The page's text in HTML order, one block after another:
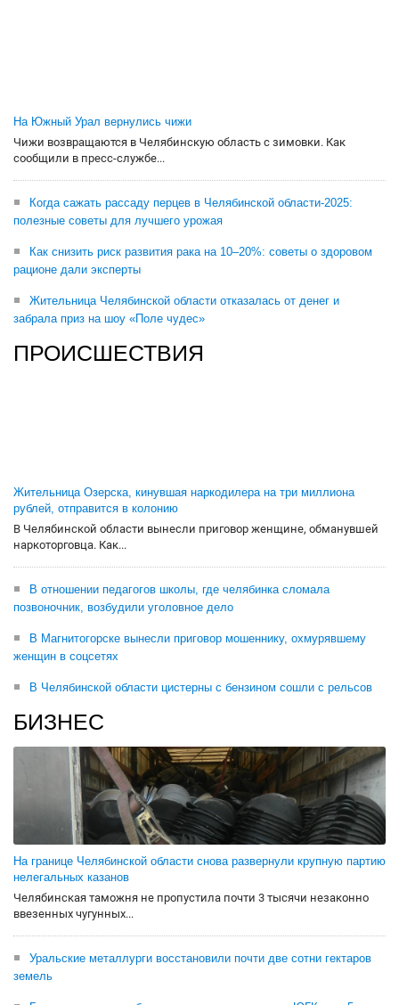
На Южный Урал вернулись чижи
Чижи возвращаются в Челябинскую область с зимовки. Как
сообщили в пресс-службе...
Когда сажать рассаду перцев в Челябинской области-2025:
полезные советы для лучшего урожая
Как снизить риск развития рака на 10–20%: советы о здоровом
рационе дали эксперты
Жительница Челябинской области отказалась от денег и
забрала приз на шоу «Поле чудес»
ПРОИСШЕСТВИЯ
Жительница Озерска, кинувшая наркодилера на три миллиона
рублей, отправится в колонию
В Челябинской области вынесли приговор женщине, обманувшей
наркоторговца. Как...
В отношении педагогов школы, где челябинка сломала
позвоночник, возбудили уголовное дело
В Магнитогорске вынесли приговор мошеннику, охмурявшему
женщин в соцсетях
В Челябинской области цистерны с бензином сошли с рельсов
БИЗНЕС
На границе Челябинской области снова развернули крупную партию
нелегальных казанов
Челябинская таможня не пропустила почти 3 тысячи незаконно
ввезенных чугунных...
Уральские металлурги восстановили почти две сотни гектаров
земель